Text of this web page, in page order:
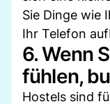
Sie Dinge wie
Ihr Telefon
6. Wenn
fühlen,
Hostels sind